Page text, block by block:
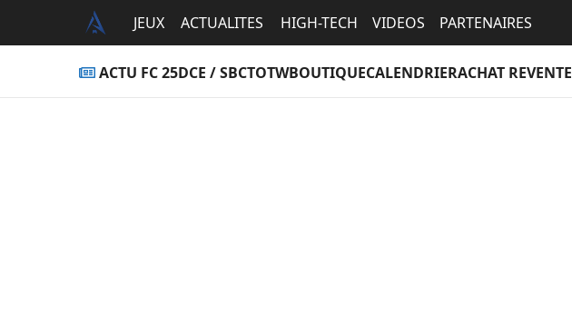
JEUX ACTUALITES HIGH-TECH VIDEOS PARTENAIRES
ACTU FC 25DCE / SBCTOTWBOUTIQUECALENDRIERACHAT REVENTE